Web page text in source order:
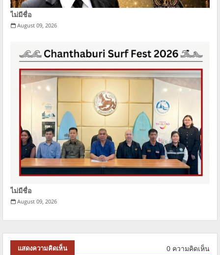
ไม่มีชื่อ
August 09, 2026
ไม่มีชื่อ
August 09, 2026
แสดงความคิดเห็น 0 ความคิดเห็น